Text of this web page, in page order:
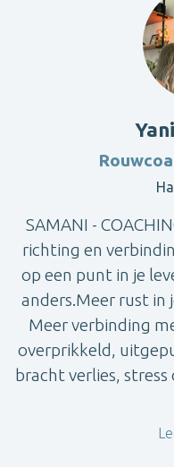
SAMANI -
richting en
op een punt in je
anders.Meer rust in
Meer verbinding
overprikkeld,
bracht verlies,